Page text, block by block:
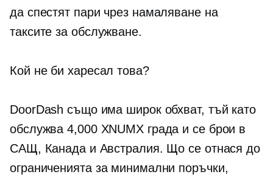
да спестят пари чрез намаляване на
таксите за обслужване.
Кой не би харесал това?
DoorDash също има широк обхват, тъй като
обслужва 4,000 XNUMX града и се брои в
САЩ, Канада и Австралия. Що се отнася до
ограниченията за минимални поръчки,